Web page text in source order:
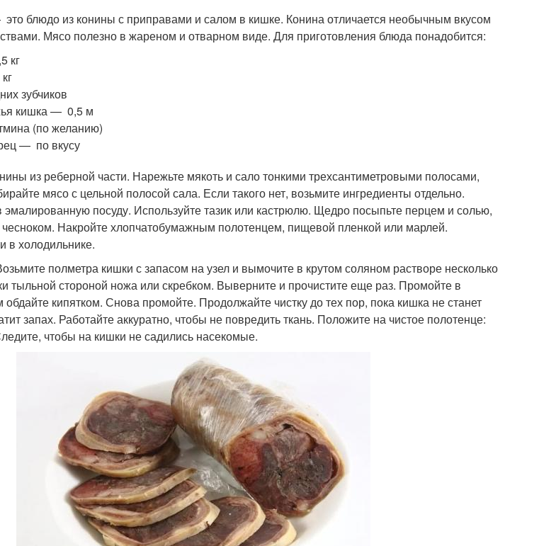
блюдо из конины с приправами и салом в кишке. Конина отличается необычным вкусом
Мясо полезно в жареном и отварном виде. Для приготовления блюда понадобится:
кг
зубчиков
кишка — 0,5 м
(по желанию)
— по вкусу
из реберной части. Нарежьте мякоть и сало тонкими трехсантиметровыми полосами,
мясо с цельной полосой сала. Если такого нет, возьмите ингредиенты отдельно.
посуду. Используйте тазик или кастрюлю. Щедро посыпьте перцем и солью,
Накройте хлопчатобумажным полотенцем, пищевой пленкой или марлей.
в холодильнике.
полметра кишки с запасом на узел и вымочите в крутом соляном растворе несколько
тыльной стороной ножа или скребком. Выверните и прочистите еще раз. Промойте в
обдайте кипятком. Снова промойте. Продолжайте чистку до тех пор, пока кишка не станет
запах. Работайте аккуратно, чтобы не повредить ткань. Положите на чистое полотенце:
чтобы на кишки не садились насекомые.